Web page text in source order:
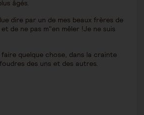
âgés.
dire par un de mes beaux frères de
de ne pas m"en mêler !Je ne suis
quelque chose, dans la crainte
des uns et des autres.